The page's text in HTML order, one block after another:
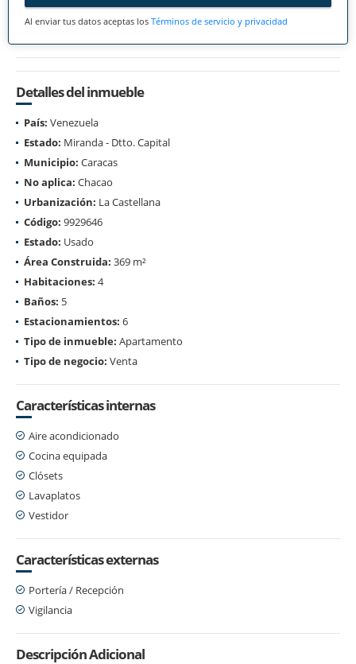
Al enviar tus datos aceptas los Términos de servicio y privacidad
Detalles del inmueble
País: Venezuela
Estado: Miranda - Dtto. Capital
Municipio: Caracas
No aplica: Chacao
Urbanización: La Castellana
Código: 9929646
Estado: Usado
Área Construida: 369 m²
Habitaciones: 4
Baños: 5
Estacionamientos: 6
Tipo de inmueble: Apartamento
Tipo de negocio: Venta
Características internas
Aire acondicionado
Cocina equipada
Clósets
Lavaplatos
Vestidor
Características externas
Portería / Recepción
Vigilancia
Descripción Adicional